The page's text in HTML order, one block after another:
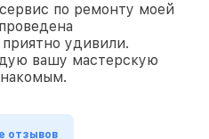
по ремонту моей
удивили.
вашу мастерскую
отзывов